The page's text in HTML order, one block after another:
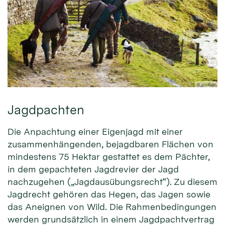
© pixabay
Jagdpachten
Die Anpachtung einer Eigenjagd mit einer
zusammenhängenden, bejagdbaren Flächen von
mindestens 75 Hektar gestattet es dem Pächter,
in dem gepachteten Jagdrevier der Jagd
nachzugehen („Jagdausübungsrecht“). Zu diesem
Jagdrecht gehören das Hegen, das Jagen sowie
das Aneignen von Wild. Die Rahmenbedingungen
werden grundsätzlich in einem Jagdpachtvertrag